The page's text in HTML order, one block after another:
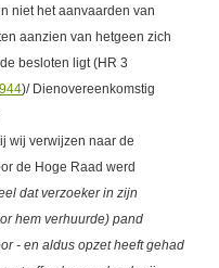
niet het aanvaarden van
aanzien van hetgeen zich
besloten ligt (HR 3
)/ Dienovereenkomstig
wij verwijzen naar de
de Hoge Raad werd
dat verzoeker in zijn
hem verhuurde) pand
- en aldus opzet heeft gehad